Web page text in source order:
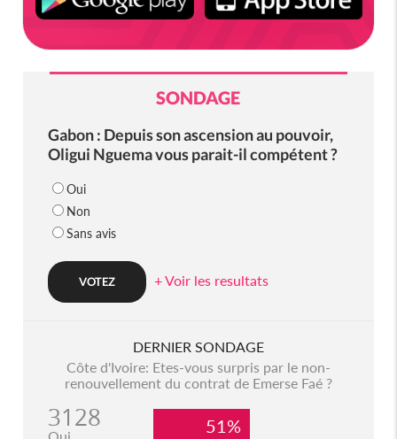
SONDAGE
Gabon : Depuis son ascension au pouvoir,
Oligui Nguema vous parait-il compétent ?
Oui
Non
Sans avis
+ Voir les resultats
DERNIER SONDAGE
Côte d'Ivoire: Etes-vous surpris par le non-
renouvellement du contrat de Emerse Faé ?
3128 51%